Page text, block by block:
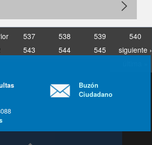
537 538 539
540
543 544 545
siguiente ›
Buzón
Ciudadano